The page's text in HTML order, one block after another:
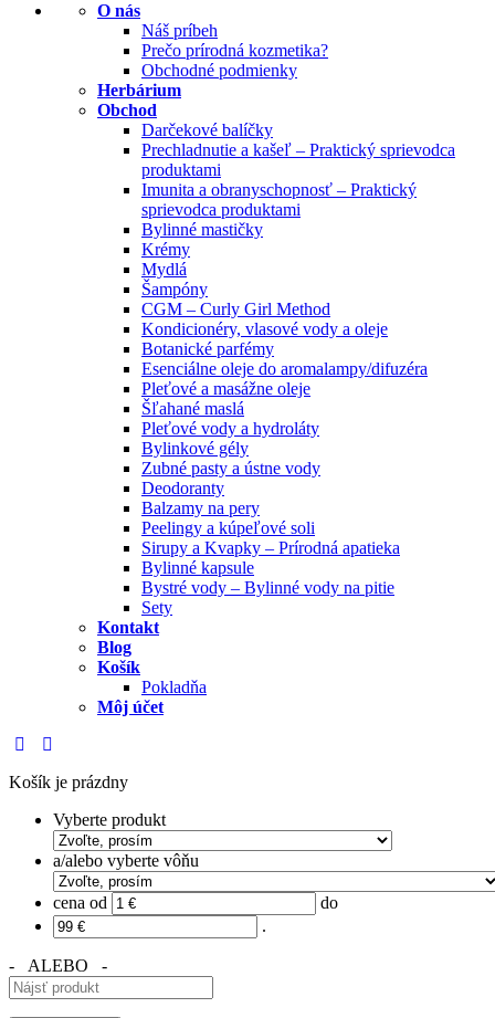
O nás
Náš príbeh
Prečo prírodná kozmetika?
Obchodné podmienky
Herbárium
Obchod
Darčekové balíčky
Prechladnutie a kašeľ – Praktický sprievodca
produktami
Imunita a obranyschopnosť – Praktický
sprievodca produktami
Bylinné mastičky
Krémy
Mydlá
Šampóny
CGM – Curly Girl Method
Kondicionéry, vlasové vody a oleje
Botanické parfémy
Esenciálne oleje do aromalampy/difuzéra
Pleťové a masážne oleje
Šľahané maslá
Pleťové vody a hydroláty
Bylinkové gély
Zubné pasty a ústne vody
Deodoranty
Balzamy na pery
Peelingy a kúpeľové soli
Sirupy a Kvapky – Prírodná apatieka
Bylinné kapsule
Bystré vody – Bylinné vody na pitie
Sety
Kontakt
Blog
Košík
Pokladňa
Môj účet
Košík je prázdny
Vyberte produkt
a/alebo vyberte vôňu
cena od
do
.
- ALEBO -